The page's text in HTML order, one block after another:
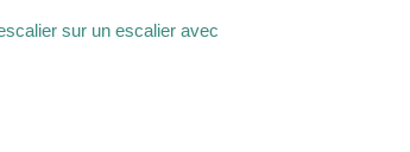
sur un escalier avec